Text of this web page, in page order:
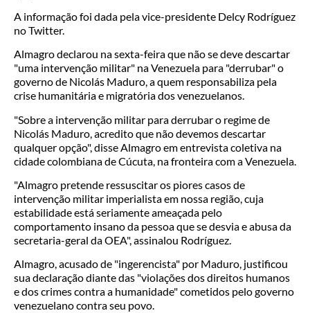
A informação foi dada pela vice-presidente Delcy Rodríguez
no Twitter.
Almagro declarou na sexta-feira que não se deve descartar
"uma intervenção militar" na Venezuela para "derrubar" o
governo de Nicolás Maduro, a quem responsabiliza pela
crise humanitária e migratória dos venezuelanos.
"Sobre a intervenção militar para derrubar o regime de
Nicolás Maduro, acredito que não devemos descartar
qualquer opção", disse Almagro em entrevista coletiva na
cidade colombiana de Cúcuta, na fronteira com a Venezuela.
"Almagro pretende ressuscitar os piores casos de
intervenção militar imperialista em nossa região, cuja
estabilidade está seriamente ameaçada pelo
comportamento insano da pessoa que se desvia e abusa da
secretaria-geral da OEA", assinalou Rodríguez.
Almagro, acusado de "ingerencista" por Maduro, justificou
sua declaração diante das "violações dos direitos humanos
e dos crimes contra a humanidade" cometidos pelo governo
venezuelano contra seu povo.